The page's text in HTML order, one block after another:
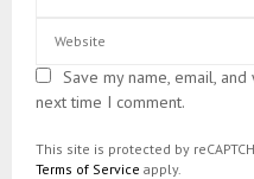
Save my name, email,
next time I comment.
This site is protected by
Terms of Service apply.